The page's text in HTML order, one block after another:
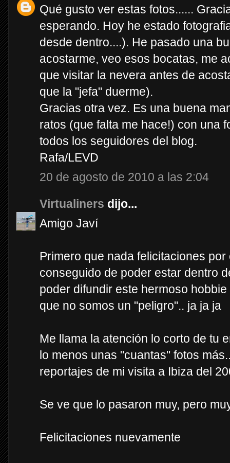
Qué gusto ver estas fotos......
esperando. Hoy he estado
desde dentro....). He pasado una
acostarme, veo esos bocatas, me
que visitar la nevera antes de
que la "jefa" duerme).
Gracias otra vez. Es una buena
ratos (que falta me hace!) con una
todos los seguidores del blog.
Rafa/LEVD
20 de agosto de 2010 a las 2:04
Virtualiners dijo...
Amigo Javí
Primero que nada felicitaciones
conseguido de poder estar dentro
poder difundir este hermoso
que no somos un "peligro".. ja ja ja
Me llama la atención lo corto de tu
lo menos unas "cuantas" fotos
reportajes de mi visita a Ibiza del
Se ve que lo pasaron muy, pero
Felicitaciones nuevamente